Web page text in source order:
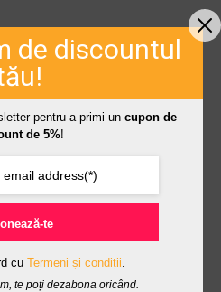
de discountul
pentru a primi un cupon de
de 5%!
te
cu Termeni și condiții.
te poți dezabona oricând.